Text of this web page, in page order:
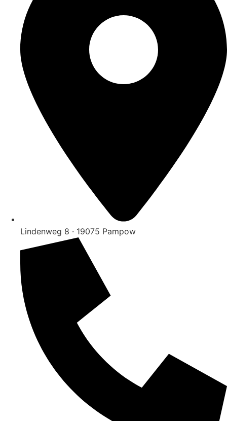
Lindenweg 8 · 19075 Pampow